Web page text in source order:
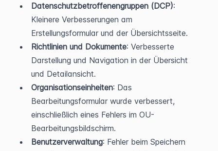
Datenschutzbetroffenengruppen (DCP):
Kleinere Verbesserungen am
Erstellungsformular und der Übersichtsseite.
Richtlinien und Dokumente: Verbesserte
Darstellung und Navigation in der Übersicht
und Detailansicht.
Organisationseinheiten: Das
Bearbeitungsformular wurde verbessert,
einschließlich eines Fehlers im OU-
Bearbeitungsbildschirm.
Benutzerverwaltung: Fehler beim Speichern